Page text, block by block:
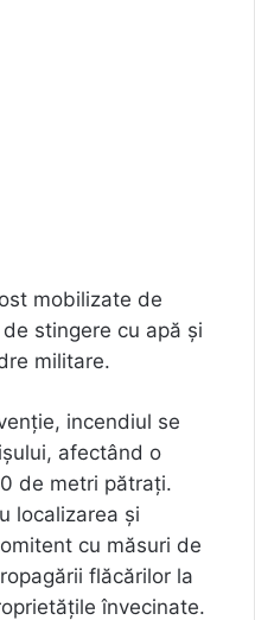
mobilizate de
stingere cu apă și
militare.
incendiul se
afectând o
de metri pătrați.
localizarea și
cu măsuri de
flăcărilor la
învecinate.